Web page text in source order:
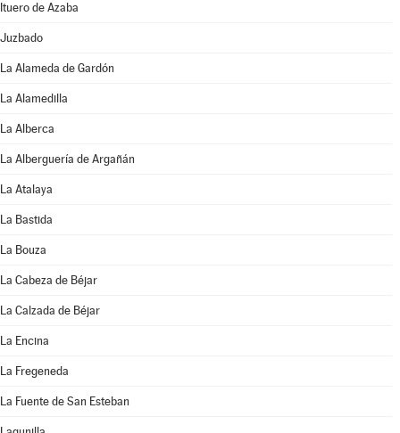
Ituero de Azaba
Juzbado
La Alameda de Gardón
La Alamedilla
La Alberca
La Alberguería de Argañán
La Atalaya
La Bastida
La Bouza
La Cabeza de Béjar
La Calzada de Béjar
La Encina
La Fregeneda
La Fuente de San Esteban